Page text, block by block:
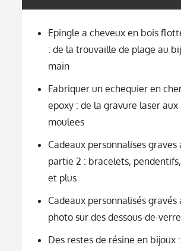
Epingle a cheveux en bois
: de la trouvaille de plage au
main
Fabriquer un echequier en
epoxy : de la gravure laser aux
moulees
Cadeaux personnalises graves
partie 2 : bracelets,
et plus
Cadeaux personnalisés gravés
photo sur des dessous-de-
Des restes de résine en bijoux